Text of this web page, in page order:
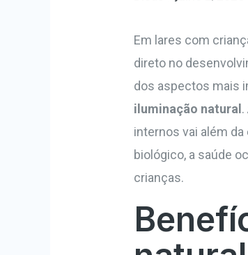
Em lares com
direto no
dos aspectos mais
iluminação natural
internos vai além
biológico, a saúde
crianças.